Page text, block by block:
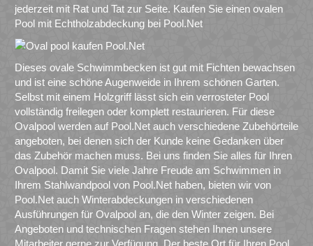
jederzeit mit Rat und Tat zur Seite. Kaufen Sie einen ovalen
Pool mit Echtholzabdeckung bei Pool.Net
Dieses ovale Schwimmbecken ist gut mit Fichten bewachsen
und ist eine schöne Augenweide in Ihrem schönen Garten.
Selbst mit einem Holzgriff lässt sich ein verrosteter Pool
vollständig freilegen oder komplett restaurieren. Für diese
Ovalpool werden auf Pool.Net auch verschiedene Zubehörteile
angeboten, bei denen sich der Kunde keine Gedanken über
das Zubehör machen muss. Bei uns finden Sie alles für Ihren
Ovalpool. Damit Sie viele Jahre Freude am Schwimmen in
Ihrem Stahlwandpool von Pool.Net haben, bieten wir von
Pool.Net auch Winterabdeckungen in verschiedenen
Ausführungen für Ovalpool an, die den Winter zeigen. Bei
Angeboten und technischen Fragen stehen Ihnen unsere